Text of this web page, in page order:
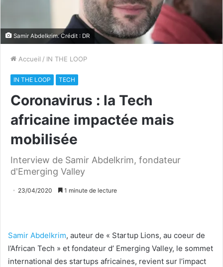
Samir Abdelkrim. Crédit : DR
Accueil / IN THE LOOP
IN THE LOOP TECH
Coronavirus : la Tech
africaine impactée mais
mobilisée
Interview de Samir Abdelkrim, fondateur
d'Emerging Valley
23/04/2020 1 minute de lecture
Samir Abdelkrim, auteur de « Startup Lions, au coeur de
l’African Tech » et fondateur d’ Emerging Valley, le sommet
international des startups africaines, revient sur l’impact